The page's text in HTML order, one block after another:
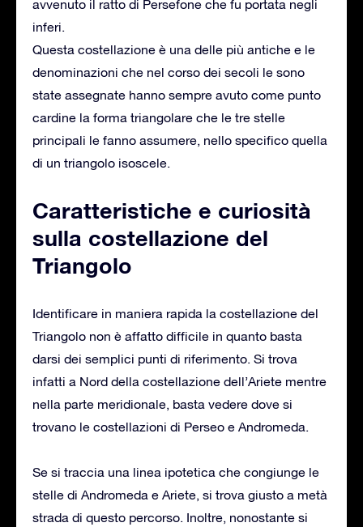
avvenuto il ratto di Persefone che fu portata negli
inferi.
Questa costellazione è una delle più antiche e le
denominazioni che nel corso dei secoli le sono
state assegnate hanno sempre avuto come punto
cardine la forma triangolare che le tre stelle
principali le fanno assumere, nello specifico quella
di un triangolo isoscele.
Caratteristiche e curiosità
sulla costellazione del
Triangolo
Identificare in maniera rapida la costellazione del
Triangolo non è affatto difficile in quanto basta
darsi dei semplici punti di riferimento. Si trova
infatti a Nord della costellazione dell’Ariete mentre
nella parte meridionale, basta vedere dove si
trovano le costellazioni di Perseo e Andromeda.
Se si traccia una linea ipotetica che congiunge le
stelle di Andromeda e Ariete, si trova giusto a metà
strada di questo percorso. Inoltre, nonostante si